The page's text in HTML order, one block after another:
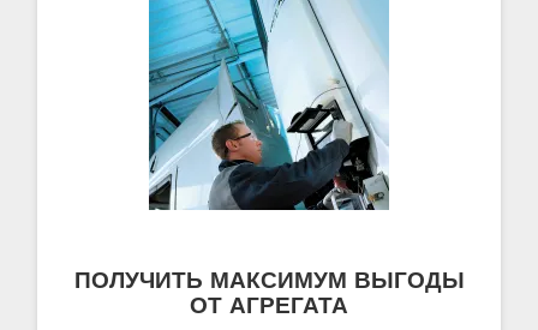
ПОЛУЧИТЬ МАКСИМУМ ВЫГОДЫ
ОТ АГРЕГАТА